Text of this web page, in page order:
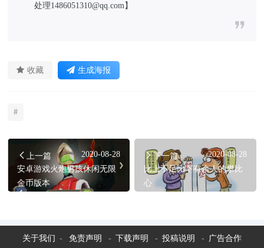
处理1486051310@qq.com】
收藏 生成海报
#
上一篇
2020-08-28
安卓游戏火炮男孩休闲无限
金币版本
下一篇
2020-08-28
比上不足比下有余人的攀比
心
关于我们 - 免责声明 - 下载声明 - 投稿说明 - 广告合作